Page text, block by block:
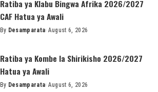
Ratiba ya Klabu Bingwa Afrika 2026/2027
CAF Hatua ya Awali
Posted
By Desamparata August 6, 2026
Ratiba ya Kombe la Shirikisho 2026/2027
Hatua ya Awali
Posted
By Desamparata August 6, 2026